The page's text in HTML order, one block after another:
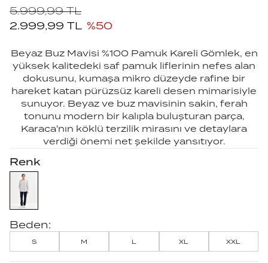
5.999,99 TL
2.999,99 TL %50
Beyaz Buz Mavisi %100 Pamuk Kareli Gömlek, en
yüksek kalitedeki saf pamuk liflerinin nefes alan
dokusunu, kumaşa mikro düzeyde rafine bir
hareket katan pürüzsüz kareli desen mimarisiyle
sunuyor. Beyaz ve buz mavisinin sakin, ferah
tonunu modern bir kalıpla buluşturan parça,
Karaca'nın köklü terzilik mirasını ve detaylara
verdiği önemi net şekilde yansıtıyor.
Renk
Beden:
S M L XL XXL